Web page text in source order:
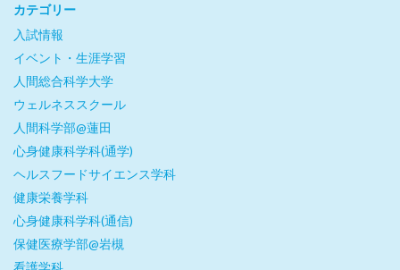
カテゴリー
入試情報
イベント・生涯学習
人間総合科学大学
ウェルネススクール
人間科学部@蓮田
心身健康科学科(通学)
ヘルスフードサイエンス学科
健康栄養学科
心身健康科学科(通信)
保健医療学部@岩槻
看護学科